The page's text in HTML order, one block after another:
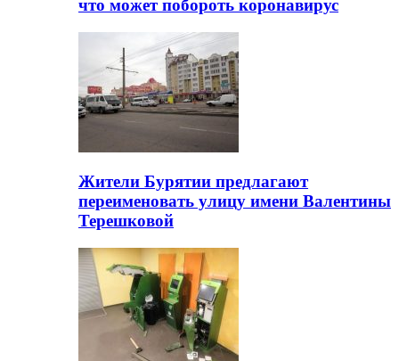
что может побороть коронавирус
Жители Бурятии предлагают
переименовать улицу имени Валентины
Терешковой